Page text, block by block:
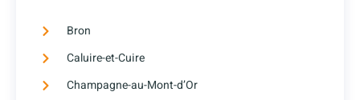
Bron
Caluire-et-Cuire
Champagne-au-Mont-d’Or